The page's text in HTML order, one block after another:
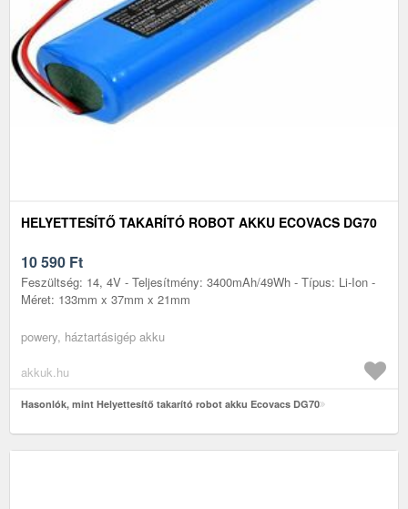
HELYETTESÍTŐ TAKARÍTÓ ROBOT AKKU ECOVACS DG70
10 590 Ft
Feszültség: 14, 4V - Teljesítmény: 3400mAh/49Wh - Típus: Li-Ion -
Méret: 133mm x 37mm x 21mm
powery, háztartásigép akku
akkuk.hu
Hasonlók, mint Helyettesítő takarító robot akku Ecovacs DG70